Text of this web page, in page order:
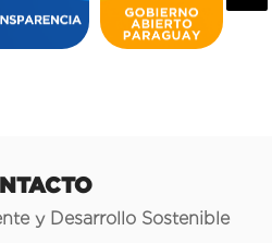
y Desarrollo Sostenible